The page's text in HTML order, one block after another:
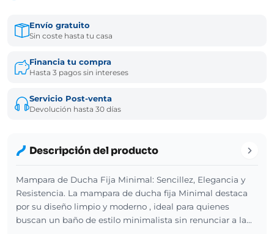
Envío gratuito
Sin coste hasta tu casa
Financia tu compra
Hasta 3 pagos sin intereses
Servicio Post-venta
Devolución hasta 30 días
Descripción del producto
Mampara de Ducha Fija Minimal: Sencillez, Elegancia y
Resistencia. La mampara de ducha fija Minimal destaca
por su diseño limpio y moderno , ideal para quienes
buscan un baño de estilo minimalista sin renunciar a la…